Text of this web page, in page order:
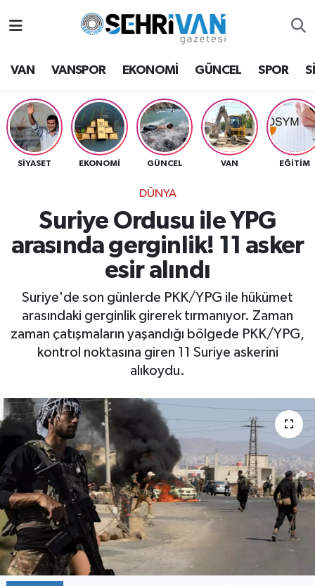
VAN VANSPOR EKONOMİ GÜNCEL SPOR
SİYASET EKONOMİ GÜNCEL VAN EĞİTİM
DÜNYA
Suriye Ordusu ile YPG
arasında gerginlik! 11 asker
esir alındı
Suriye'de son günlerde PKK/YPG ile hükümet
arasındaki gerginlik girerek tırmanıyor. Zaman
zaman çatışmaların yaşandığı bölgede PKK/YPG,
kontrol noktasına giren 11 Suriye askerini
alıkoydu.
Van Hava Durumu
VAN Namaz Vakitleri
Van Trafik Yoğunluk Haritası
Süper Lig Puan Durumu ve Fikstür
Tüm Manşetler
Son Dakika Haberleri
Haber Arşivi